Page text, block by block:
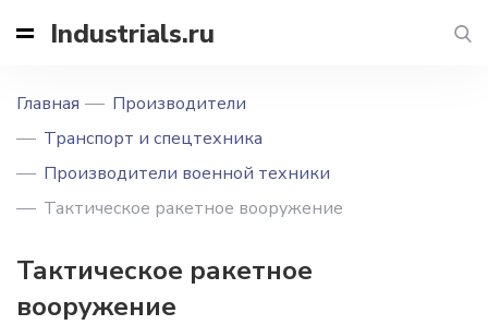
Industrials.ru
Главная
Производители
Транспорт и спецтехника
Производители военной техники
Тактическое ракетное вооружение
Тактическое ракетное
вооружение